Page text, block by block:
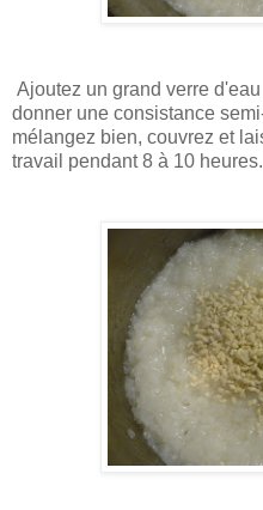
Ajoutez un grand verre
donner une consistance
mélangez bien, couvrez et
travail pendant 8 à 10 heures.